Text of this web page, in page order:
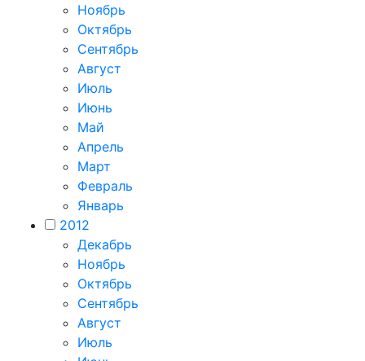
Ноябрь
Октябрь
Сентябрь
Август
Июль
Июнь
Май
Апрель
Март
Февраль
Январь
2012
Декабрь
Ноябрь
Октябрь
Сентябрь
Август
Июль